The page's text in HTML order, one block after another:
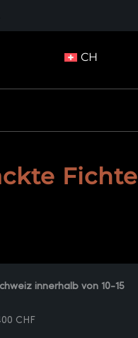
CH
Fichte
innerhalb von 10-15
CHF